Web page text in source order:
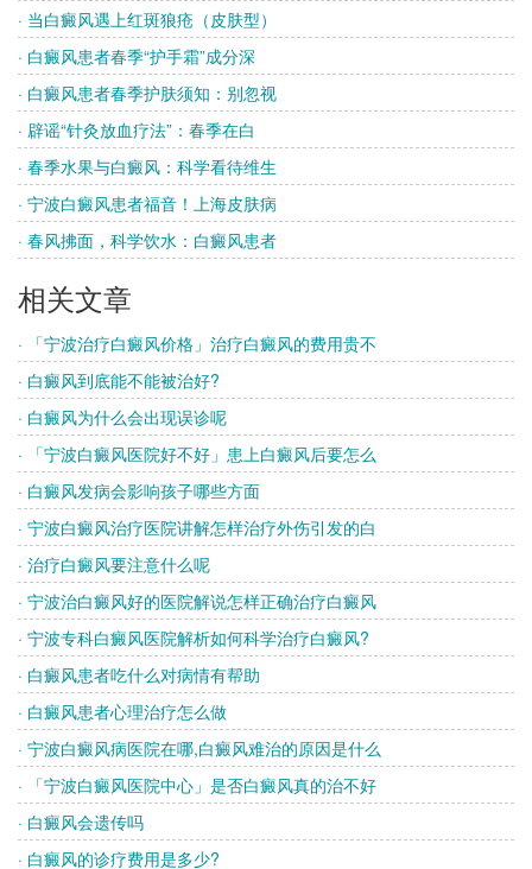
· 当白癜风遇上红斑狼疮（皮肤型）
· 白癜风患者春季“护手霜”成分深
· 白癜风患者春季护肤须知：别忽视
· 辟谣“针灸放血疗法”：春季在白
· 春季水果与白癜风：科学看待维生
· 宁波白癜风患者福音！上海皮肤病
· 春风拂面，科学饮水：白癜风患者
相关文章
· 「宁波治疗白癜风价格」治疗白癜风的费用贵不
· 白癜风到底能不能被治好?
· 白癜风为什么会出现误诊呢
· 「宁波白癜风医院好不好」患上白癜风后要怎么
· 白癜风发病会影响孩子哪些方面
· 宁波白癜风治疗医院讲解怎样治疗外伤引发的白
· 治疗白癜风要注意什么呢
· 宁波治白癜风好的医院解说怎样正确治疗白癜风
· 宁波专科白癜风医院解析如何科学治疗白癜风?
· 白癜风患者吃什么对病情有帮助
· 白癜风患者心理治疗怎么做
· 宁波白癜风病医院在哪,白癜风难治的原因是什么
· 「宁波白癜风医院中心」是否白癜风真的治不好
· 白癜风会遗传吗
· 白癜风的诊疗费用是多少?